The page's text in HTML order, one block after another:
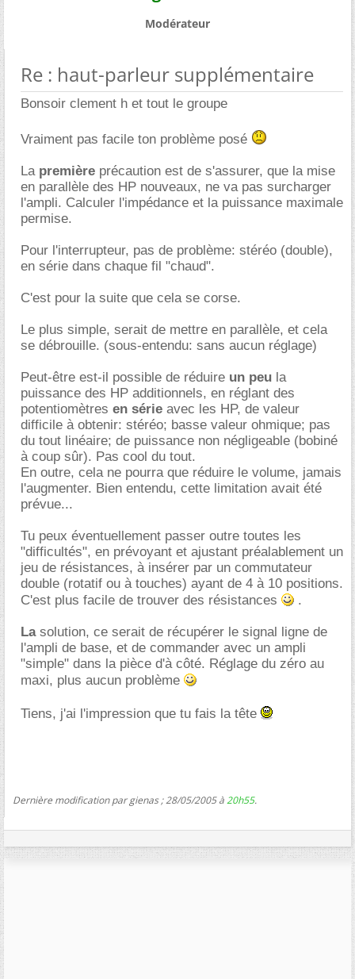
Modérateur
Re : haut-parleur supplémentaire
Bonsoir clement h et tout le groupe
Vraiment pas facile ton problème posé
La première précaution est de s'assurer, que la mise
en parallèle des HP nouveaux, ne va pas surcharger
l'ampli. Calculer l'impédance et la puissance maximale
permise.
Pour l'interrupteur, pas de problème: stéréo (double),
en série dans chaque fil "chaud".
C'est pour la suite que cela se corse.
Le plus simple, serait de mettre en parallèle, et cela
se débrouille. (sous-entendu: sans aucun réglage)
Peut-être est-il possible de réduire un peu la
puissance des HP additionnels, en réglant des
potentiomètres en série avec les HP, de valeur
difficile à obtenir: stéréo; basse valeur ohmique; pas
du tout linéaire; de puissance non négligeable (bobiné
à coup sûr). Pas cool du tout.
En outre, cela ne pourra que réduire le volume, jamais
l'augmenter. Bien entendu, cette limitation avait été
prévue...
Tu peux éventuellement passer outre toutes les
"difficultés", en prévoyant et ajustant préalablement un
jeu de résistances, à insérer par un commutateur
double (rotatif ou à touches) ayant de 4 à 10 positions.
C'est plus facile de trouver des résistances
.
Lasolution, ce serait de récupérer le signal ligne de
l'ampli de base, et de commander avec un ampli
"simple" dans la pièce d'à côté. Réglage du zéro au
maxi, plus aucun problème
Tiens, j'ai l'impression que tu fais la tête
Dernière modification par gienas ; 28/05/2005 à20h55.